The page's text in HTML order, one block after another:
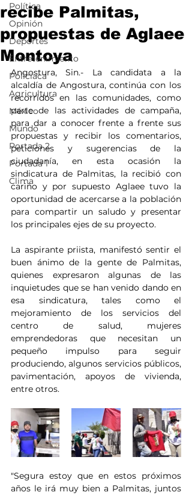
Política
Opinión
Deportes
Entretenimiento
Policiaca
Agricultura
México
Mundo
Portada 2
Portada 1
Clima
recibe Palmitas,
propuestas de Aglaee
Montoya
Angostura, Sin.- La candidata a la
alcaldía de Angostura, continúa con los
recorridos en las comunidades, como
parte de las actividades de campaña,
para dar a conocer frente a frente sus
propuestas y recibir los comentarios,
peticiones y sugerencias de la
ciudadanía, en esta ocasión la
sindicatura de Palmitas, la recibió con
cariño y por supuesto Aglaee tuvo la
oportunidad de acercarse a la población
para compartir un saludo y presentar
los principales ejes de su proyecto.
La aspirante priista, manifestó sentir el
buen ánimo de la gente de Palmitas,
quienes expresaron algunas de las
inquietudes que se han venido dando en
esa sindicatura, tales como el
mejoramiento de los servicios del
centro de salud, mujeres
emprendedoras que necesitan un
pequeño impulso para seguir
produciendo, algunos servicios públicos,
pavimentación, apoyos de vivienda,
entre otros.
"Segura estoy que en estos próximos
años le irá muy bien a Palmitas, juntos